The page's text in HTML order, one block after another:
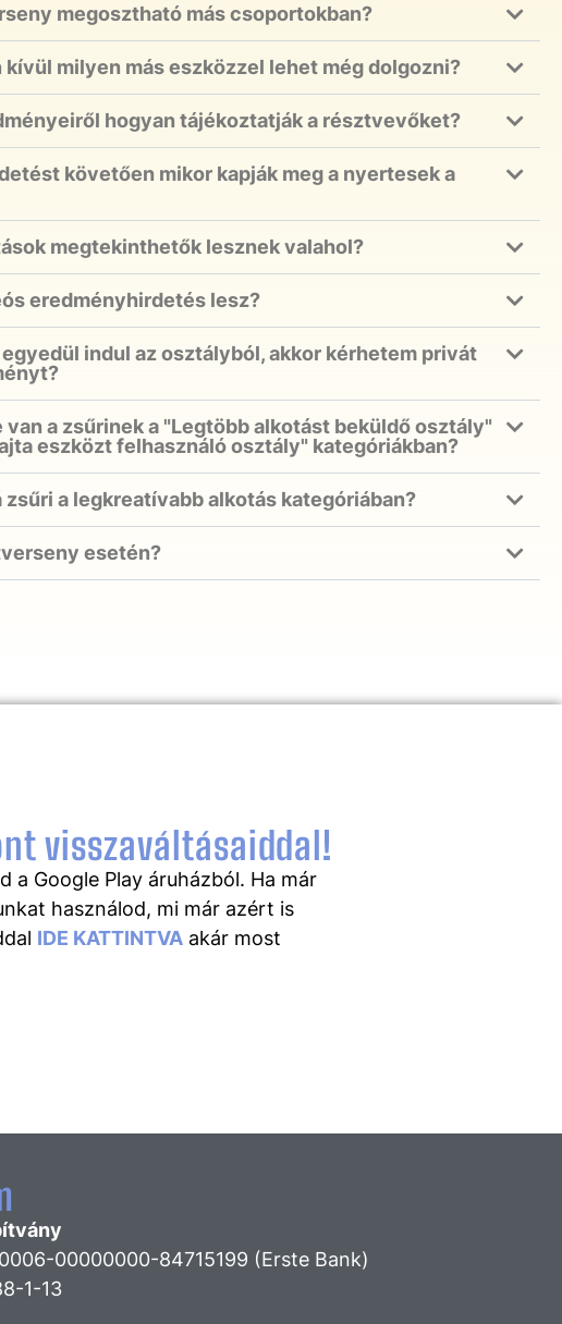
megosztható más csoportokban?
milyen más eszközzel lehet még dolgozni?
hogyan tájékoztatják a résztvevőket?
követően mikor kapják meg a nyertesek a
megtekinthetők lesznek valahol?
eredményhirdetés lesz?
egyedül indul az osztályból, akkor kérhetem privát
a zsűrinek a "Legtöbb alkotást beküldő osztály"
eszközt felhasználó osztály" kategóriákban?
zsűri a legkreatívabb alkotás kategóriában?
esetén?
visszaváltásaiddal!
a Google Play áruházból. Ha már
használod, mi már azért is
IDE KATTINTVA akár most
00000000-84715199 (Erste Bank)
1-13